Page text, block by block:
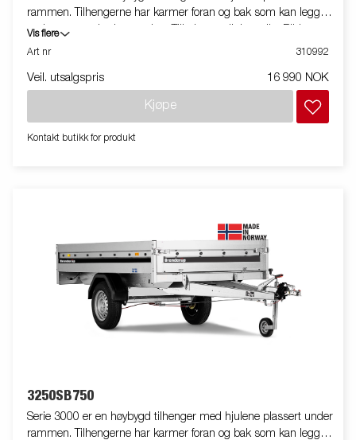
rammen. Tilhengerne har karmer foran og bak som kan legges
ned som standardutrustning. Tilbehør er tilgjengelig. Bildene er
kun til illustrative hensikter, og kan vise valgfritt utstyr. Frakt,
Vis flere
Art nr
310992
Veil. utsalgspris 16 990 NOK
Kjøpe
Kontakt butikk for produkt
3250SB750
Serie 3000 er en høybygd tilhenger med hjulene plassert under
rammen. Tilhengerne har karmer foran og bak som kan legges